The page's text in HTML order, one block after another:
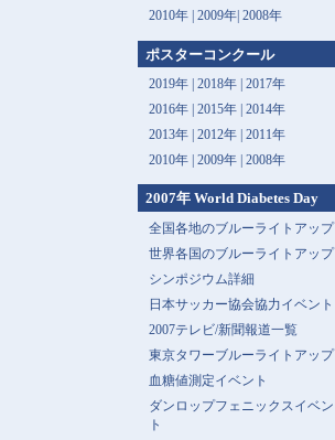
2010年| 2009年| 2008年
ポスターコンクール
2019年 | 2018年 | 2017年
2016年 | 2015年 | 2014年
2013年 | 2012年 | 2011年
2010年 | 2009年 | 2008年
2007年 World Diabetes Day
全国各地のブルーライトアップ
世界各国のブルーライトアップ
シンポジウム詳細
日本サッカー協会協力イベント
2007テレビ/新聞報道一覧
東京タワーブルーライトアップ
血糖値測定イベント
ダンロップフェニックスイベン
ト